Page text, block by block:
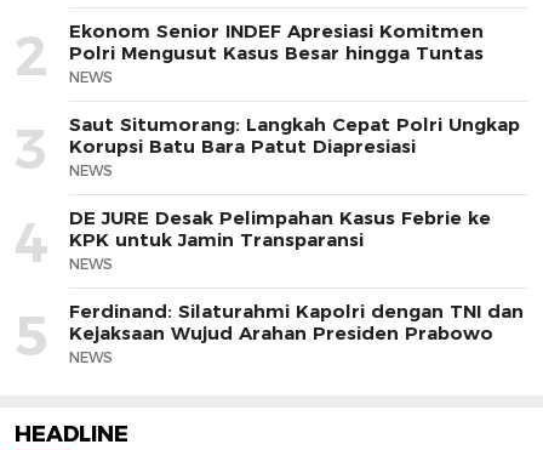
2
Ekonom Senior INDEF Apresiasi Komitmen
Polri Mengusut Kasus Besar hingga Tuntas
NEWS
3
Saut Situmorang: Langkah Cepat Polri Ungkap
Korupsi Batu Bara Patut Diapresiasi
NEWS
4
DE JURE Desak Pelimpahan Kasus Febrie ke
KPK untuk Jamin Transparansi
NEWS
5
Ferdinand: Silaturahmi Kapolri dengan TNI dan
Kejaksaan Wujud Arahan Presiden Prabowo
NEWS
HEADLINE